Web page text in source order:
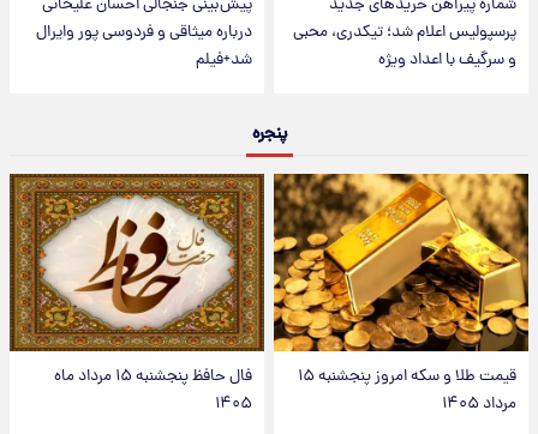
شماره پیراهن خریدهای جدید
پرسپولیس اعلام شد؛ تیکدری، محبی
و سرگیف با اعداد ویژه
پیش‌بینی جنجالی احسان علیخانی
درباره میثاقی و فردوسی پور وایرال
شد+فیلم
پنجره
قیمت طلا و سکه امروز پنجشنبه ۱۵
مرداد ۱۴۰۵
فال حافظ پنجشنبه ۱۵ مرداد ماه
۱۴۰۵